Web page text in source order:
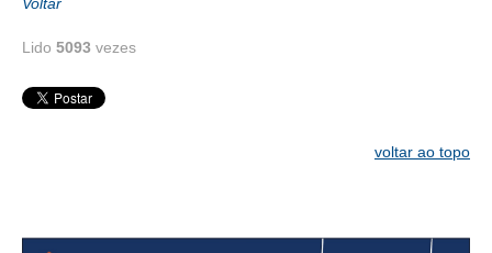
CONSÓRCIOS
CAMPANHAS SALARIAIS
COMUNICAÇÃO
Voltar
Lido 5093 vezes
voltar ao topo